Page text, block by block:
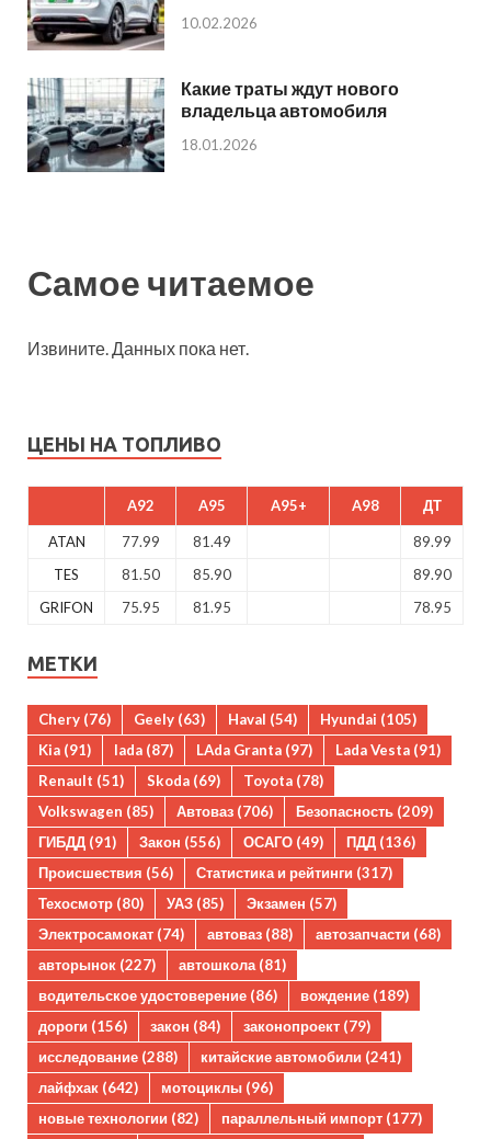
10.02.2026
Какие траты ждут нового
владельца автомобиля
18.01.2026
Самое читаемое
Извините. Данных пока нет.
ЦЕНЫ НА ТОПЛИВО
A92 A95 A95+ A98 ДТ
ATAN 77.99 81.49
89.99
TES
81.50 85.90
89.90
GRIFON
75.95 81.95 78.95
МЕТКИ
Chery (76) Geely (63) Haval (54) Hyundai (105)
Kia (91) lada (87) LAda Granta (97) Lada Vesta (91)
Renault (51) Skoda (69) Toyota (78)
Volkswagen (85) Автоваз (706) Безопасность (209)
ГИБДД (91) Закон (556) ОСАГО (49) ПДД (136)
Происшествия (56) Статистика и рейтинги (317)
Техосмотр (80) УАЗ (85) Экзамен (57)
Электросамокат (74) автоваз (88) автозапчасти (68)
авторынок (227) автошкола(81)
водительское удостоверение (86) вождение (189)
дороги (156) закон (84) законопроект (79)
исследование (288) китайские автомобили (241)
лайфхак (642) мотоциклы (96)
новые технологии (82) параллельный импорт (177)